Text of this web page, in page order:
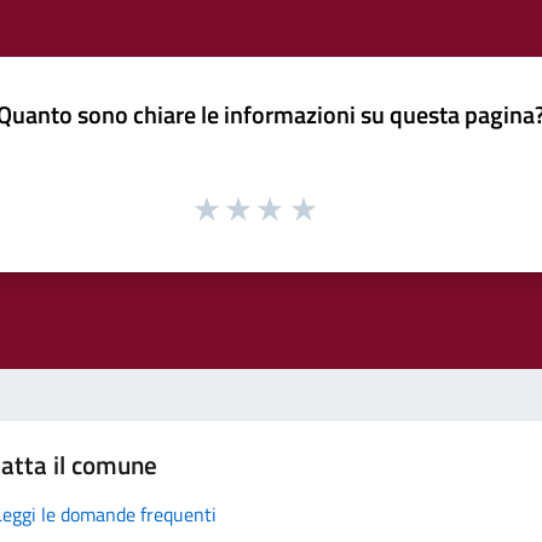
sono chiare le informazioni su questa
il comune
le domande frequenti